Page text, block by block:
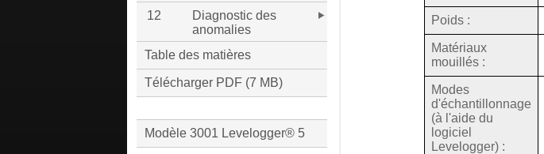
Poids :
Matériaux
mouillés :
Modes
d'échantillonnage
(à l'aide du
logiciel
Levelogger) :
12
Diagnostic des
anomalies
Table des matières
Télécharger PDF (7 MB)
Modèle 3001 Levelogger® 5